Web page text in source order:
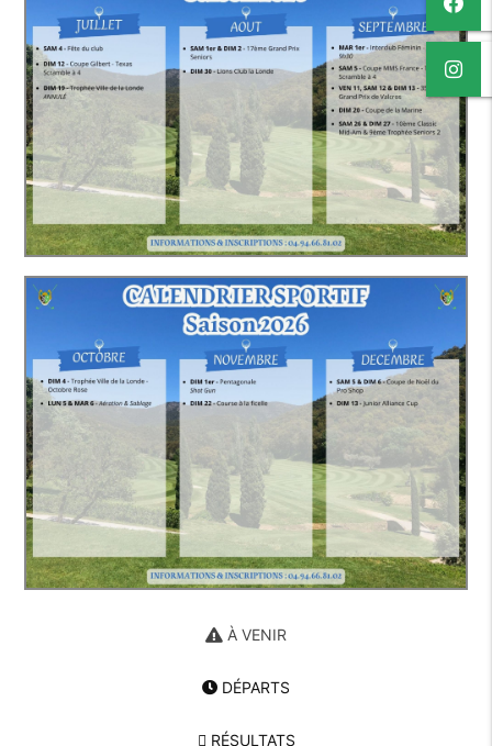
À VENIR
DÉPARTS
RÉSULTATS